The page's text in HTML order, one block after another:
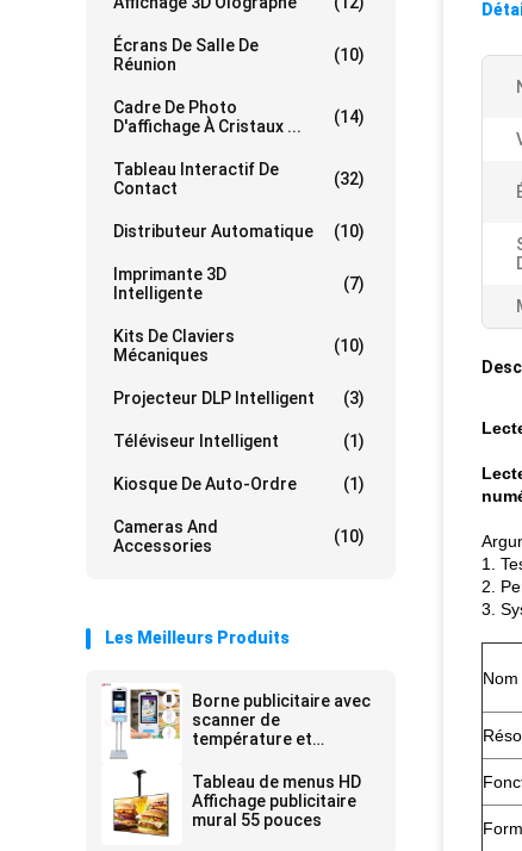
Écrans De Salle De
Réunion
(10)
Cadre De Photo
D'affichage À Cristaux ...
(14)
Tableau Interactif De
Contact
(32)
Distributeur Automatique (10)
Imprimante 3D
Intelligente
(7)
Kits De Claviers
Mécaniques
(10)
Projecteur DLP Intelligent (3)
Téléviseur Intelligent (1)
Kiosque De Auto-Ordre (1)
Cameras And
Accessories
(10)
Les Meilleurs Produits
Borne publicitaire avec
scanner de
température et
hydroalcoolique, avec
reconnaissance faciale
Tableau de menus HD
Affichage publicitaire
mural 55 pouces
1.
2.
3.